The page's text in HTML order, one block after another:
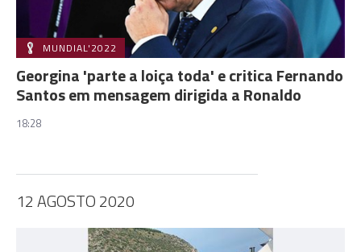
MUNDIAL'2022
Georgina 'parte a loiça toda' e critica Fernando
Santos em mensagem dirigida a Ronaldo
18:28
12 AGOSTO 2020